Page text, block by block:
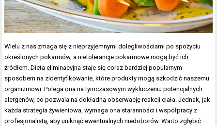
Wielu z nas zmaga się z nieprzyjemnymi dolegliwościami po spożyciu
określonych pokarmów, a nietolerancje pokarmowe mogą być ich
źródłem. Dieta eliminacyjna staje się coraz bardziej popularnym
sposobem na zidentyfikowanie, które produkty mogą szkodzić naszemu
organizmowi. Polega ona na tymczasowym wykluczeniu potencjalnych
alergenów, co pozwala na dokładną obserwację reakcji ciała. Jednak, jak
każda strategia żywieniowa, wymaga ona staranności i współpracy z
profesjonalistą, aby uniknąć ewentualnych niedoborów. Warto zgłębić